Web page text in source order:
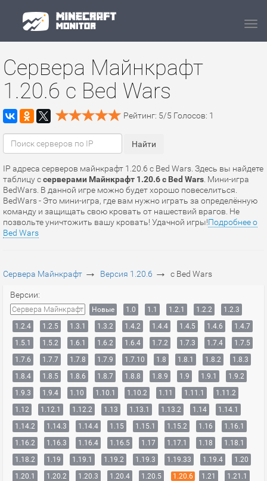
Сервера Майнкрафт
1.20.6 с Bed Wars
Рейтинг: 5/5 Голосов: 1
IP адреса серверов майнкрафт 1.20.6 с Bed Wars. Здесь вы найдете
таблицу ссерверами Майнкрафт 1.20.6 с Bed Wars . Мини-игра
BedWars. В данной игре можно будет хорошо повеселиться.
BedWars - Это мини-игра, где вам нужно играть за определённую
команду и защищать свою кровать от нашествий врагов. Не
позвольте уничтожить вашу кровать! Удачной игры!Подробнее о
Bed Wars
Сервера Майнкрафт → Версия 1.20.6 → с Bed Wars
Версии:
Сервера Майнкрафт Новые 1.0 1.1 1.2.1 1.2.2
1.2.3
1.2.4
1.2.5 1.3.1 1.3.2 1.4.2 1.4.4 1.4.5 1.4.6
1.4.7
1.5.1
1.5.2 1.6.1 1.6.2 1.6.4 1.7.2 1.7.3 1.7.4
1.7.5
1.7.6
1.7.7 1.7.8 1.7.9 1.7.10 1.8 1.8.1 1.8.2
1.8.3
1.8.4
1.8.5 1.8.6 1.8.7 1.8.8 1.8.9 1.9 1.9.1
1.9.2
1.9.3
1.9.4 1.10 1.10.1 1.10.2 1.11 1.11.1
1.11.2
1.12
1.12.1 1.12.2 1.13 1.13.1 1.13.2 1.14
1.14.1
1.14.2
1.14.3 1.14.4 1.15 1.15.1 1.15.2 1.16
1.16.1
1.16.2
1.16.3 1.16.4 1.16.5 1.17 1.17.1 1.18
1.18.1
1.18.2
1.19 1.19.1 1.19.2 1.19.3 1.19.33 1.19.4
1.20
1.20.1
1.20.2 1.20.3 1.20.4 1.20.5 1.20.6 1.21
1.21.1